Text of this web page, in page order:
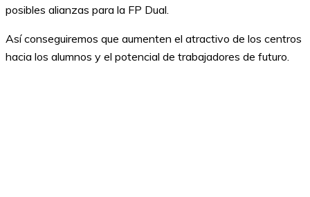
posibles alianzas para la FP Dual.
Así conseguiremos que aumenten el atractivo de los centros
hacia los alumnos y el potencial de trabajadores de futuro.